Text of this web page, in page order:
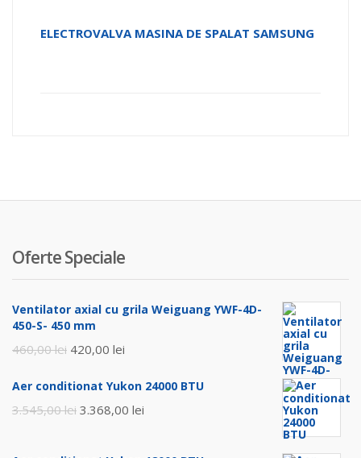
ELECTROVALVA MASINA DE SPALAT SAMSUNG
Oferte Speciale
Ventilator axial cu grila Weiguang YWF-4D-
450-S- 450 mm
460,00lei Prețul
a
fost:
420,00 lei
este:
420,00 lei.
Aer conditionat Yukon 24000 BTU
3.545,00lei Prețul
3.368,00 lei
este: